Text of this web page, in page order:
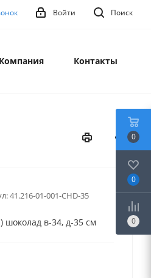
Поиск
Войти
Компания Контакты
41.216-01-001-CHD-35
шоколад в-34, д-35 см
0
0
0